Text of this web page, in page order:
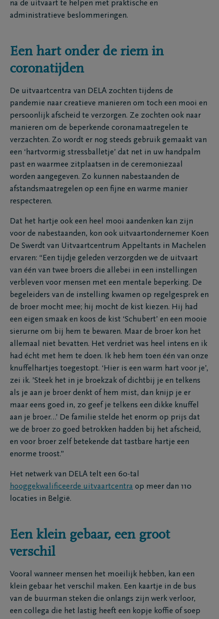
na de uitvaart te helpen met praktische en
administratieve beslommeringen.
Een hart onder de riem in
coronatijden
De uitvaartcentra van DELA zochten tijdens de
pandemie naar creatieve manieren om toch een mooi en
persoonlijk afscheid te verzorgen. Ze zochten ook naar
manieren om de beperkende coronamaatregelen te
verzachten. Zo wordt er nog steeds gebruik gemaakt van
een ‘hartvormig stressballetje’ dat net in uw handpalm
past en waarmee zitplaatsen in de ceremoniezaal
worden aangegeven. Zo kunnen nabestaanden de
afstandsmaatregelen op een fijne en warme manier
respecteren.
Dat het hartje ook een heel mooi aandenken kan zijn
voor de nabestaanden, kon ook uitvaartondernemer Koen
De Swerdt van Uitvaartcentrum Appeltants in Machelen
ervaren: “Een tijdje geleden verzorgden we de uitvaart
van één van twee broers die allebei in een instellingen
verbleven voor mensen met een mentale beperking. De
begeleiders van de instelling kwamen op regelgesprek en
de broer mocht mee; hij mocht de kist kiezen. Hij had
een eigen smaak en koos de kist ‘Schubert’ en een mooie
sierurne om bij hem te bewaren. Maar de broer kon het
allemaal niet bevatten. Het verdriet was heel intens en ik
had écht met hem te doen. Ik heb hem toen één van onze
knuffelhartjes toegestopt. ‘Hier is een warm hart voor je’,
zei ik. ’Steek het in je broekzak of dichtbij je en telkens
als je aan je broer denkt of hem mist, dan knijp je er
maar eens goed in, zo geef je telkens een dikke knuffel
aan je broer…’ De familie stelde het enorm op prijs dat
we de broer zo goed betrokken hadden bij het afscheid,
en voor broer zelf betekende dat tastbare hartje een
enorme troost.”
Het netwerk van DELA telt een 60-tal
hooggekwalificeerde uitvaartcentra op meer dan 110
locaties in België.
Een klein gebaar, een groot
verschil
Vooral wanneer mensen het moeilijk hebben, kan een
klein gebaar het verschil maken. Een kaartje in de bus
van de buurman steken die onlangs zijn werk verloor,
een collega die het lastig heeft een kopje koffie of soep